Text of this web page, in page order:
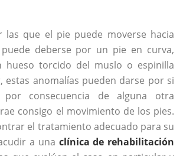
las que el pie puede moverse hacia
deberse por un pie en curva,
hueso torcido del muslo o espinilla
estas anomalías pueden darse por si
consecuencia de alguna otra
consigo el movimiento de los pies.
el tratamiento adecuado para su
a una clínica de rehabilitación